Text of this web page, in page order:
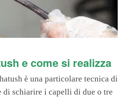
e come si realizza
è una particolare tecnica di
di schiarire i capelli di due o tre